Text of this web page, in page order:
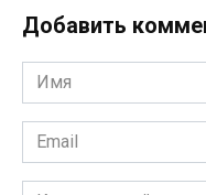
Добавить
Имя
*
Email
*